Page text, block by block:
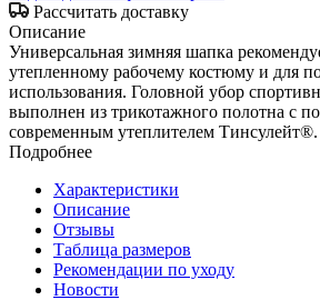
Рассчитать доставку
Описание
Универсальная зимняя шапка
утепленному рабочему костюму и для
использования. Головной убор
выполнен из трикотажного полотна с
современным утеплителем Тинсулейт®.
Подробнее
Характеристики
Описание
Отзывы
Таблица размеров
Рекомендации по уходу
Новости